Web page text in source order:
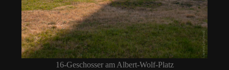
16-Geschosser am Albert-Wolf-Platz